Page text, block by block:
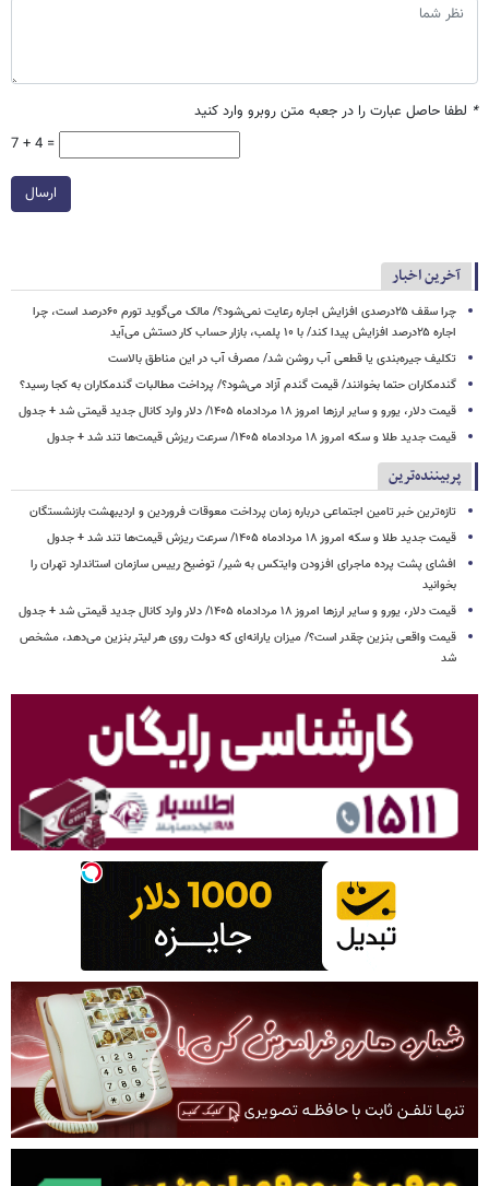
* لطفا حاصل عبارت را در جعبه متن روبرو وارد کنید
7 + 4 =
ارسال
آخرین اخبار
چرا سقف ۲۵درصدی افزایش اجاره رعایت نمی‌شود؟/ مالک می‌گوید تورم ۶۰درصد است، چرا
اجاره ۲۵درصد افزایش پیدا کند/ با ۱۰ پلمب، بازار حساب کار دستش می‌آید
تکلیف جیره‌بندی یا قطعی آب روشن شد/ مصرف آب در این مناطق بالاست
گندمکاران حتما بخوانند/ قیمت گندم آزاد می‌شود؟/ پرداخت مطالبات گندمکاران به کجا رسید؟
قیمت دلار، یورو و سایر ارزها امروز ۱۸ مردادماه ۱۴۰۵/ دلار وارد کانال جدید قیمتی شد + جدول
قیمت جدید طلا و سکه امروز ۱۸ مردادماه ۱۴۰۵/ سرعت ریزش قیمت‌ها تند شد + جدول
پربیننده‌ترین
تازه‌ترین خبر تامین اجتماعی درباره زمان پرداخت معوقات فروردین و اردیبهشت بازنشستگان
قیمت جدید طلا و سکه امروز ۱۸ مردادماه ۱۴۰۵/ سرعت ریزش قیمت‌ها تند شد + جدول
افشای پشت پرده ماجرای افزودن وایتکس به شیر/ توضیح رییس سازمان استاندارد تهران را
بخوانید
قیمت دلار، یورو و سایر ارزها امروز ۱۸ مردادماه ۱۴۰۵/ دلار وارد کانال جدید قیمتی شد + جدول
قیمت واقعی بنزین چقدر است؟/ میزان یارانه‌ای که دولت روی هر لیتر بنزین می‌دهد، مشخص
شد